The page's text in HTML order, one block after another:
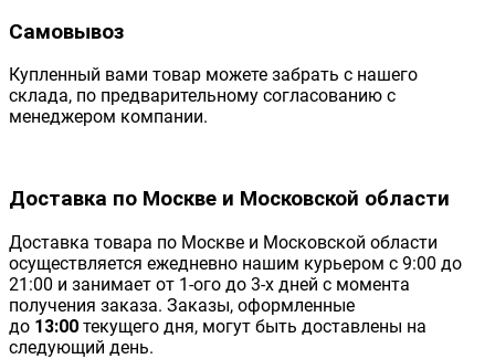
Самовывоз
Купленный вами товар можете забрать с нашего
склада, по предварительному согласованию с
менеджером компании.
Доставка по Москве и Московской области
Доставка товара по Москве и Московской области
осуществляется ежедневно нашим курьером с 9:00 до
21:00 и занимает от 1-ого до 3-х дней с момента
получения заказа. Заказы, оформленные
до 13:00 текущего дня, могут быть доставлены на
следующий день.